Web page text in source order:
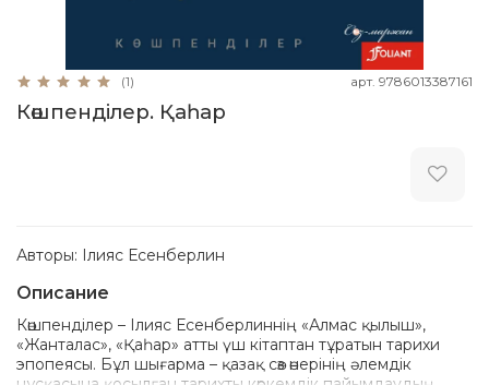
(1) арт. 9786013387161
Көшпенділер. Қаһар
Авторы: Ілияс Есенберлин
Описание
Көшпенділер – Ілияс Есенберлиннің «Алмас қылыш»,
«Жанталас», «Қаһар» атты үш кітаптан тұратын тарихи
эпопеясы. Бұл шығарма – қазақ сөз өнерінің әлемдік